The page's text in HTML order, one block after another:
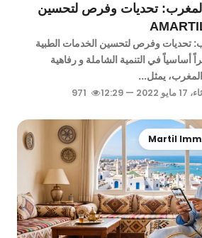
تحديات وفرص لتحسين
تحديات وفرص لتحسين الخدمات الطبية
في التنمية الشاملة و رفاهية
يمثل...
— 12:29